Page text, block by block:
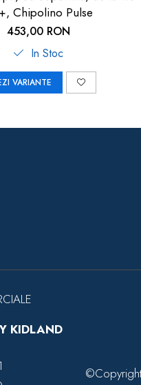
Chipolino Pulse
453,00 RON
In Stoc
VARIANTE
KIDLAND